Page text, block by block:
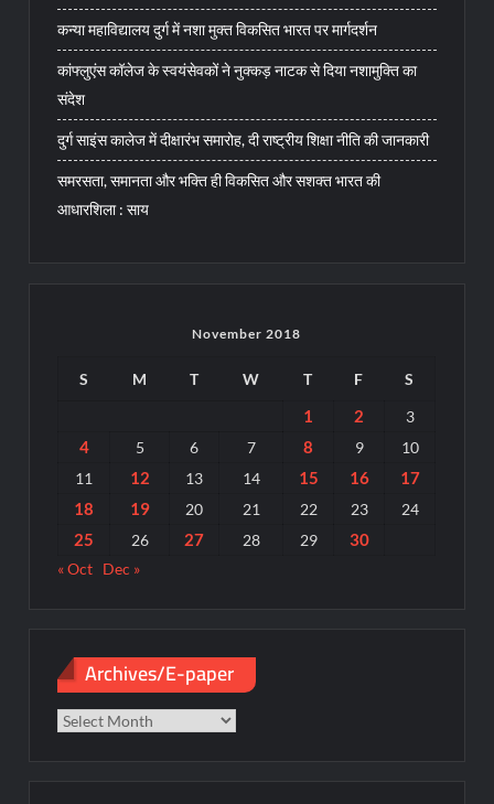
कन्या महाविद्यालय दुर्ग में नशा मुक्त विकसित भारत पर मार्गदर्शन
कांफ्लुएंस कॉलेज के स्वयंसेवकों ने नुक्कड़ नाटक से दिया नशामुक्ति का
संदेश
दुर्ग साइंस कालेज में दीक्षारंभ समारोह, दी राष्ट्रीय शिक्षा नीति की जानकारी
समरसता, समानता और भक्ति ही विकसित और सशक्त भारत की
आधारशिला : साय
November 2018
S M T W T F S
1 2 3
4 5 6 7 8 9
10
11
12 13 14 15 16
17
18
19 20 21 22 23 24
25 26 27 28 29 30
« Oct Dec »
Archives/E-paper